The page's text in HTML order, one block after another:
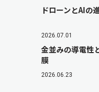
ドローンとAI
2026.07.01
金並みの導電性
膜
2026.06.23